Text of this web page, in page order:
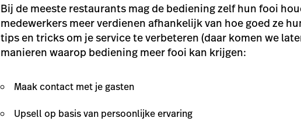
Bij de meeste restaurants mag de bediening zelf hun fooi
medewerkers meer verdienen afhankelijk van hoe goed ze
tips en tricks om je service te verbeteren (daar komen we
manieren waarop bediening meer fooi kan krijgen:
Maak contact met je gasten
Upsell op basis van persoonlijke ervaring